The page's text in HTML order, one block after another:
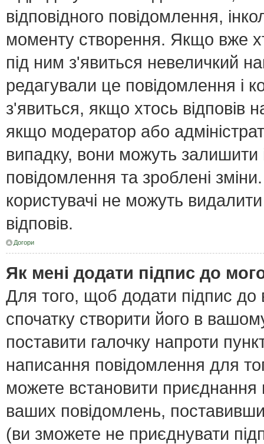
відповідного повідомлення,
моменту створення. Якщо вже
під ним з'явиться невеличкий
редагували це повідомлення і
з'явиться, якщо хтось відповів
якщо модератор або
випадку, вони можуть
повідомлення та зроблені
користувачі не можуть
відповів.
Догори
Як мені додати підпис до
Для того, щоб додати підпис
спочатку створити його в
поставити галочку напроти
написання повідомлення для
можете встановити приєднання
ваших повідомлень, поставивши
(ви зможете не приєднувати